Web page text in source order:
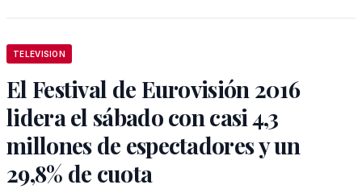
TELEVISION
El Festival de Eurovisión 2016
lidera el sábado con casi 4,3
millones de espectadores y un
29,8% de cuota